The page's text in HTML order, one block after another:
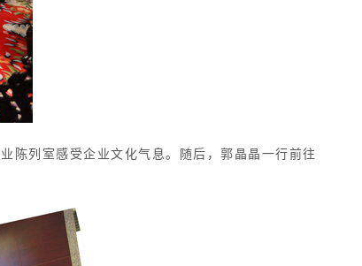
陈列室感受企业文化气息。随后，郭晶晶一行前往